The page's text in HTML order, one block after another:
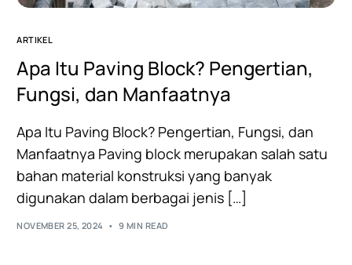
ARTIKEL
Apa Itu Paving Block? Pengertian,
Fungsi, dan Manfaatnya
Apa Itu Paving Block? Pengertian, Fungsi, dan
Manfaatnya Paving block merupakan salah satu
bahan material konstruksi yang banyak
digunakan dalam berbagai jenis […]
NOVEMBER 25, 2024 9 MIN READ